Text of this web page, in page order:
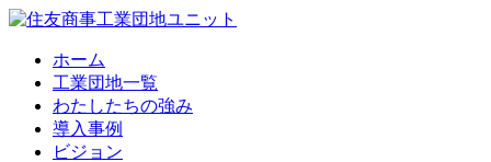
⼯業団地ユニット
ホーム
工業団地一覧
わたしたちの強み
導入事例
ビジョン